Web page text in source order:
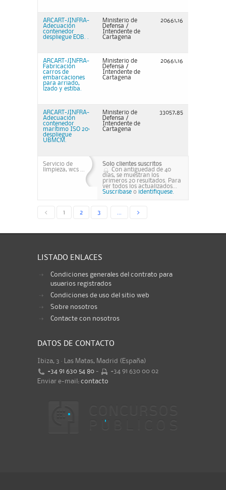
ARCART-JINFRA-
Adecuación
contenedor
despliegue EOB. .
Ministerio de
Defensa /
Intendente de
Cartagena
20661,16
ARCART-JINFRA-
Fabricación
carros de
embarcaciones
para arriado,
izado y estiba.
Ministerio de
Defensa /
Intendente de
Cartagena
20661,16
ARCART-JINFRA-
Adecuación
contenedor
marítimo ISO 20`
despliegue
UBMCM.
Ministerio de
Defensa /
Intendente de
Cartagena
33057,85
Servicio de
limpieza, wcs ...
Solo clientes suscritos
Con antiguedad de 40
días, se muestran los
primeros 20 resultados. Para
ver todos los actualizados...
Suscribase o identifiquese.
< 1 2 3 >
LISTADO ENLACES
Condiciones generales del contrato para
usuarios registrados
Condiciones de uso del sitio web
Sobre nosotros
Contacte con nosotros
DATOS DE CONTACTO
Ibiza, 3 · Las Matas, Madrid (España)
+34 91 630 54 80 -
+34 91 630 00 02
Enviar e-mail: contacto